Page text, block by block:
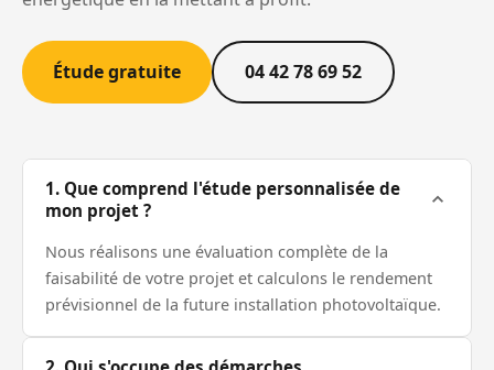
Étude gratuite 04 42 78 69 52
1. Que comprend l'étude personnalisée de
mon projet ?
Nous réalisons une évaluation complète de la
faisabilité de votre projet et calculons le rendement
prévisionnel de la future installation photovoltaïque.